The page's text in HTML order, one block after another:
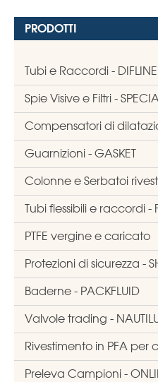
PRODOTTI
Tubi e Raccordi - DIFLINE
Spie Visive e Filtri -
Compensatori di
Guarnizioni - GASKET
Colonne e Serbatoi
Tubi flessibili e raccordi -
PTFE vergine e caricato
Protezioni di sicurezza -
Baderne - PACKFLUID
Valvole trading -
Rivestimento in PFA per
Preleva Campioni -